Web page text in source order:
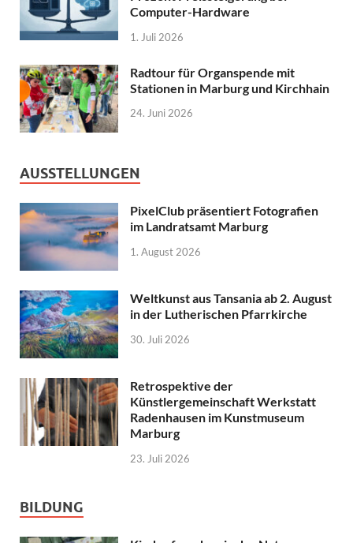
Computer-Hardware
1. Juli 2026
Radtour für Organspende mit
Stationen in Marburg und Kirchhain
24. Juni 2026
AUSSTELLUNGEN
PixelClub präsentiert Fotografien
im Landratsamt Marburg
1. August 2026
Weltkunst aus Tansania ab 2. August
in der Lutherischen Pfarrkirche
30. Juli 2026
Retrospektive der
Künstlergemeinschaft Werkstatt
Radenhausen im Kunstmuseum
Marburg
23. Juli 2026
BILDUNG